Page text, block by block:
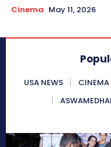
Cinema May 11, 2026
USA NEWS CINEMA